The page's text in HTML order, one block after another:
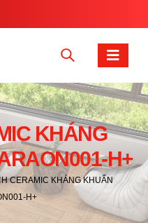
KHÁNG
H+
CERAMIC KHÁNG KHUẨN
H+